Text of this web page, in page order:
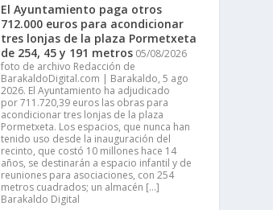
El Ayuntamiento paga otros
712.000 euros para acondicionar
tres lonjas de la plaza Pormetxeta
de 254, 45 y 191 metros 05/08/2026
foto de archivo Redacción de
BarakaldoDigital.com | Barakaldo, 5 ago
2026. El Ayuntamiento ha adjudicado
por 711.720,39 euros las obras para
acondicionar tres lonjas de la plaza
Pormetxeta. Los espacios, que nunca han
tenido uso desde la inauguración del
recinto, que costó 10 millones hace 14
años, se destinarán a espacio infantil y de
reuniones para asociaciones, con 254
metros cuadrados; un almacén […]
Barakaldo Digital